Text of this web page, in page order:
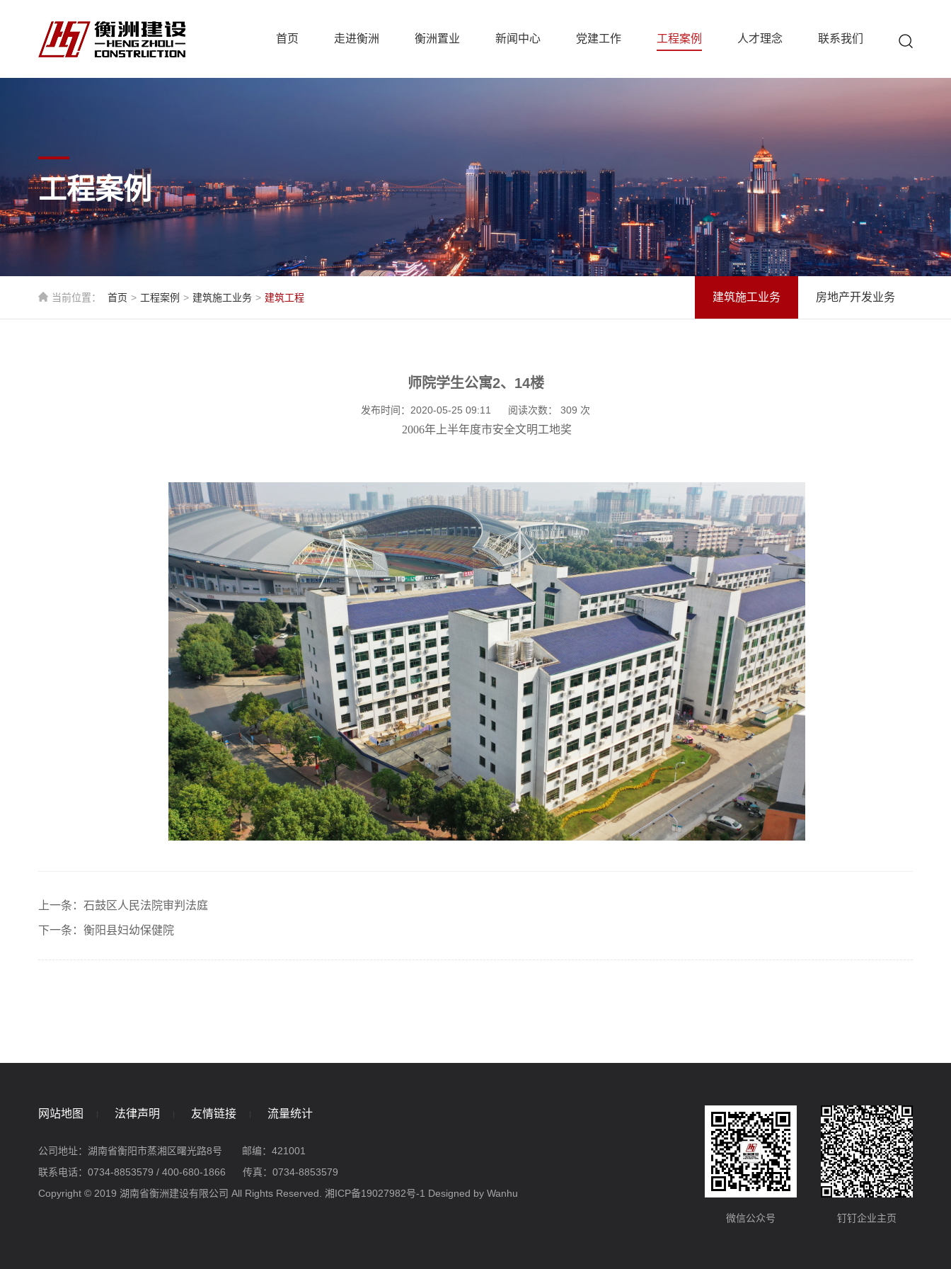
首页 走进衡洲 衡洲置业 新闻中心 党建工作 工程案例 人才理念 联系我们
工程案例
当前位置： 首页 > 工程案例 > 建筑施工业务 > 建筑工程 建筑施工业务 房地产开发业务
师院学生公寓2、14楼
发布时间：2020-05-25 09:11 阅读次数： 309 次
2006年上半年度市安全文明工地奖
上一条：石鼓区人民法院审判法庭
下一条：衡阳县妇幼保健院
网站地图 法律声明 友情链接 流量统计
公司地址：湖南省衡阳市蒸湘区曙光路8号
邮编：421001
联系电话：0734-8853579 / 400-680-1866
传真：0734-8853579
Copyright © 2019 湖南省衡洲建设有限公司 All Rights Reserved. 湘ICP备19027982号-1 Designed by Wanhu
微信公众号 钉钉企业主页